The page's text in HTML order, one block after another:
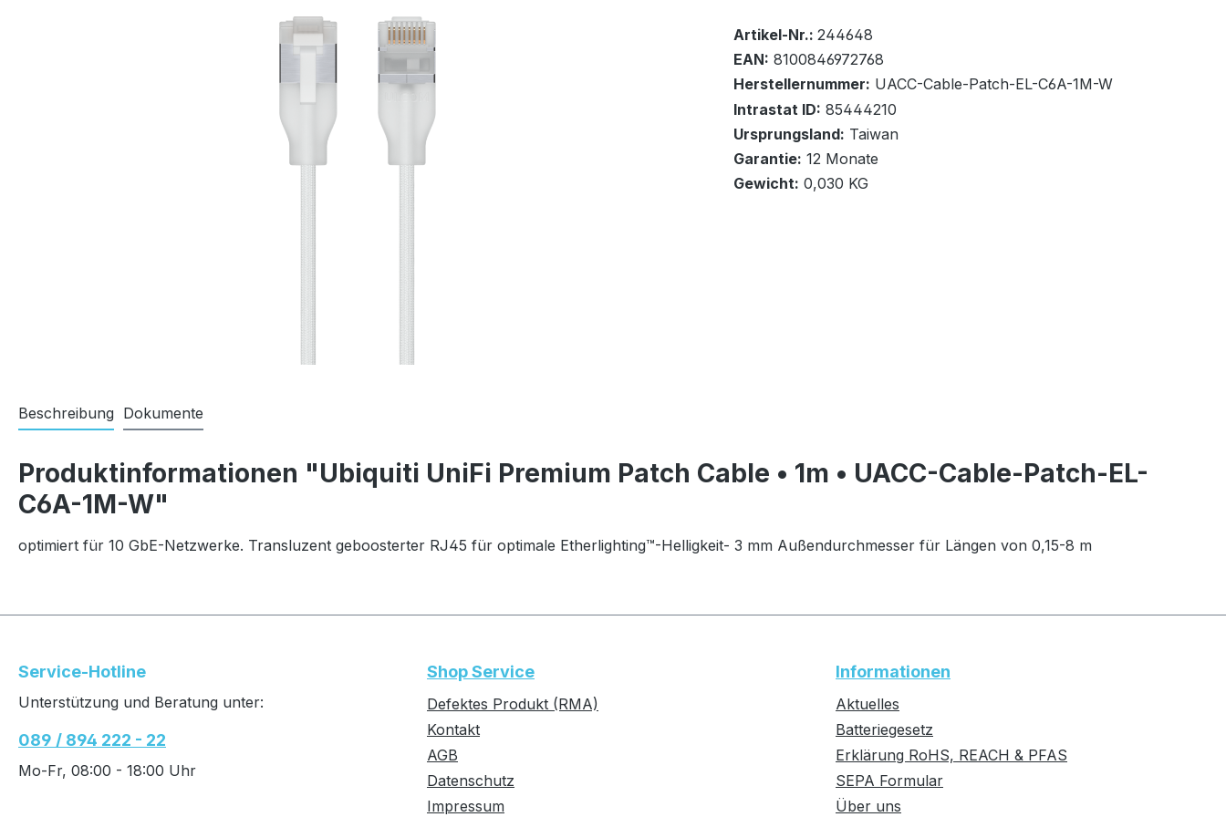
Bestand:100+
Sofort verfügbar, Lieferzeit: 2-3 Tage
In den Warenkorb
Artikel-Nr.: 244648
EAN: 8100846972768
Herstellernummer: UACC-Cable-Patch-EL-C6A-1M-W
Intrastat ID: 85444210
Ursprungsland: Taiwan
Garantie: 12 Monate
Gewicht: 0,030 KG
Beschreibung Dokumente
Produktinformationen "Ubiquiti UniFi Premium Patch Cable • 1m • UACC-Cable-Patch-EL-
C6A-1M-W"
optimiert für 10 GbE-Netzwerke. Transluzent geboosterter RJ45 für optimale Etherlighting™-Helligkeit- 3 mm Außendurchmesser für Längen von 0,15-8 m
Service-Hotline
Unterstützung und Beratung unter:
089 / 894 222 - 22
Mo-Fr, 08:00 - 18:00 Uhr
Shop Service
Defektes Produkt (RMA)
Kontakt
AGB
Datenschutz
Impressum
Informationen
Aktuelles
Batteriegesetz
Erklärung RoHS, REACH & PFAS
SEPA Formular
Über uns